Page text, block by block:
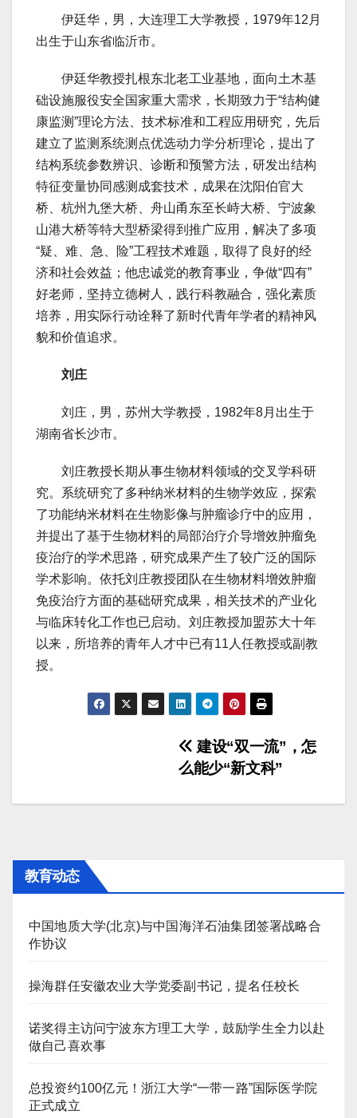
伊廷华，男，大连理工大学教授，1979年12月
出生于山东省临沂市。
伊廷华教授扎根东北老工业基地，面向土木基
础设施服役安全国家重大需求，长期致力于“结构健
康监测”理论方法、技术标准和工程应用研究，先后
建立了监测系统测点优选动力学分析理论，提出了
结构系统参数辨识、诊断和预警方法，研发出结构
特征变量协同感测成套技术，成果在沈阳伯官大
桥、杭州九堡大桥、舟山甬东至长峙大桥、宁波象
山港大桥等特大型桥梁得到推广应用，解决了多项
“疑、难、急、险”工程技术难题，取得了良好的经
济和社会效益；他忠诚党的教育事业，争做“四有”
好老师，坚持立德树人，践行科教融合，强化素质
培养，用实际行动诠释了新时代青年学者的精神风
貌和价值追求。
刘庄
刘庄，男，苏州大学教授，1982年8月出生于
湖南省长沙市。
刘庄教授长期从事生物材料领域的交叉学科研
究。系统研究了多种纳米材料的生物学效应，探索
了功能纳米材料在生物影像与肿瘤诊疗中的应用，
并提出了基于生物材料的局部治疗介导增效肿瘤免
疫治疗的学术思路，研究成果产生了较广泛的国际
学术影响。依托刘庄教授团队在生物材料增效肿瘤
免疫治疗方面的基础研究成果，相关技术的产业化
与临床转化工作也已启动。刘庄教授加盟苏大十年
以来，所培养的青年人才中已有11人任教授或副教
授。
建设“双一流”，怎
么能少“新文科”
教育动态
中国地质大学(北京)与中国海洋石油集团签署战略合
作协议
操海群任安徽农业大学党委副书记，提名任校长
诺奖得主访问宁波东方理工大学，鼓励学生全力以赴
做自己喜欢事
总投资约100亿元！浙江大学“一带一路”国际医学院
正式成立